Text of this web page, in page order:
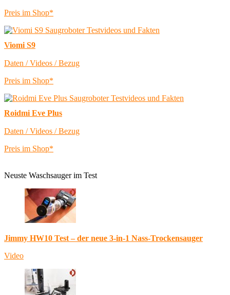
Preis im Shop*
Viomi S9
Daten / Videos / Bezug
Preis im Shop*
Roidmi Eve Plus
Daten / Videos / Bezug
Preis im Shop*
Neuste Waschsauger im Test
Jimmy HW10 Test – der neue 3-in-1 Nass-Trockensauger
Video